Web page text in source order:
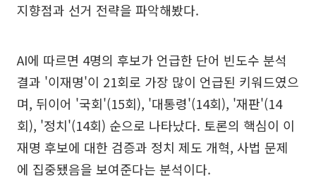
지향점과 선거 전략을 파악해봤다.
AI에 따르면 4명의 후보가 언급한 단어 빈도수 분석
결과 '이재명'이 21회로 가장 많이 언급된 키워드였으
며, 뒤이어 '국회'(15회), '대통령'(14회), '재판'(14
회), '정치'(14회) 순으로 나타났다. 토론의 핵심이 이
재명 후보에 대한 검증과 정치 제도 개혁, 사법 문제
에 집중됐음을 보여준다는 분석이다.